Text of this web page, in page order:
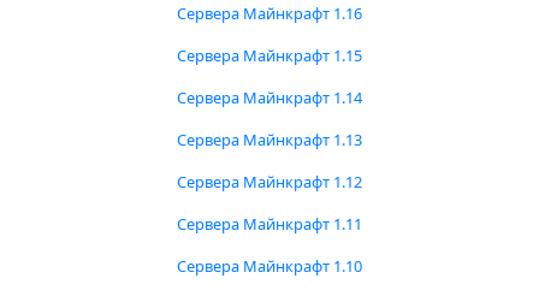
Сервера Майнкрафт 1.16
Сервера Майнкрафт 1.15
Сервера Майнкрафт 1.14
Сервера Майнкрафт 1.13
Сервера Майнкрафт 1.12
Сервера Майнкрафт 1.11
Сервера Майнкрафт 1.10